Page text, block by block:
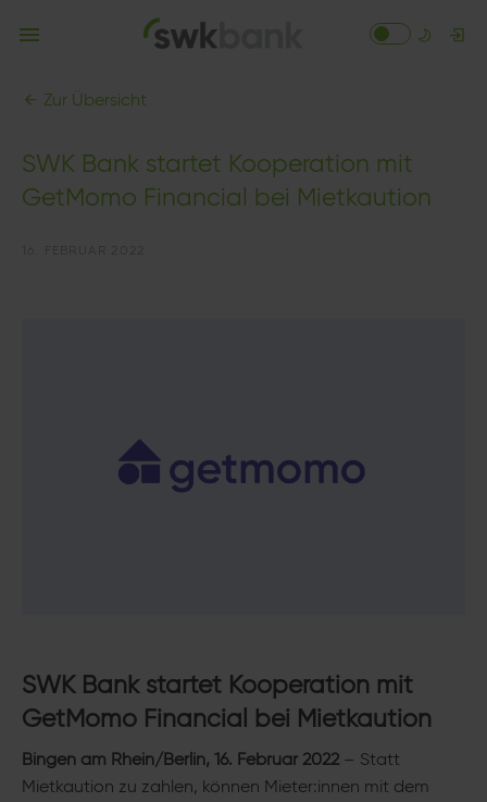
Zur Übersicht
SWK Bank startet Kooperation mit
GetMomo Financial bei Mietkaution
SWK Bank startet Kooperation mit
GetMomo Financial bei Mietkaution
Bingen am Rhein/Berlin, 16. Februar 2022 – Statt
Mietkaution zu zahlen, können Mieter:innen mit dem